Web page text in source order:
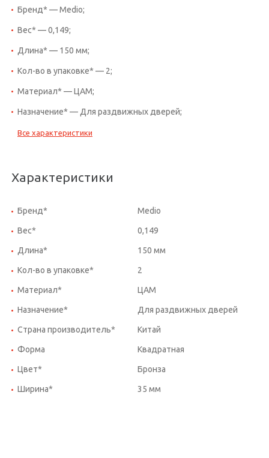
Бренд* — Medio;
Вес* — 0,149;
Длина* — 150 мм;
Кол-во в упаковке* — 2;
Материал* — ЦАМ;
Назначение* — Для раздвижных дверей;
Все характеристики
Характеристики
Бренд* Medio
Вес* 0,149
Длина* 150 мм
Кол-во в упаковке* 2
Материал* ЦАМ
Назначение* Для раздвижных дверей
Страна производитель* Китай
Форма Квадратная
Цвет* Бронза
Ширина* 35 мм